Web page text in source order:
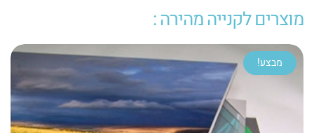
מוצרים לקנייה מהירה :
מבצע!